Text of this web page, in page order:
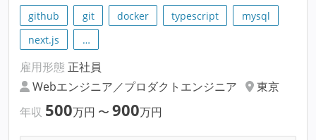
github git docker typescript
mysql
next.js
…
雇用形態 正社員
Webエンジニア／プロダクトエンジニア
東京
年収 500万円 〜 900万円